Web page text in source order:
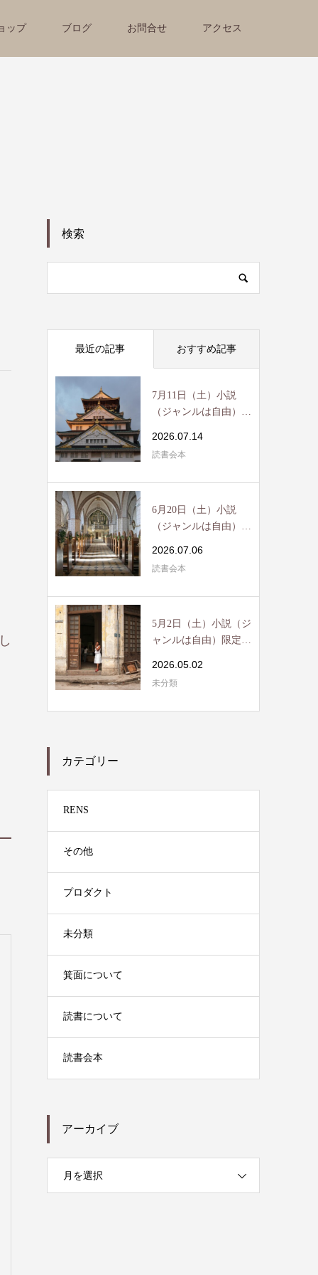
ップ ブログ お問合せ アクセス
検索
最近の記事 おすすめ記事
7月11日（土）小説
（ジャンルは自由）限
2026.07.14
読書会本
6月20日（土）小説
（ジャンルは自由）限
2026.07.06
読書会本
5月2日（土）小説（ジ
ャンルは自由）限定読
2026.05.02
未分類
カテゴリー
RENS
その他
プロダクト
未分類
箕面について
読書について
読書会本
アーカイブ
月を選択